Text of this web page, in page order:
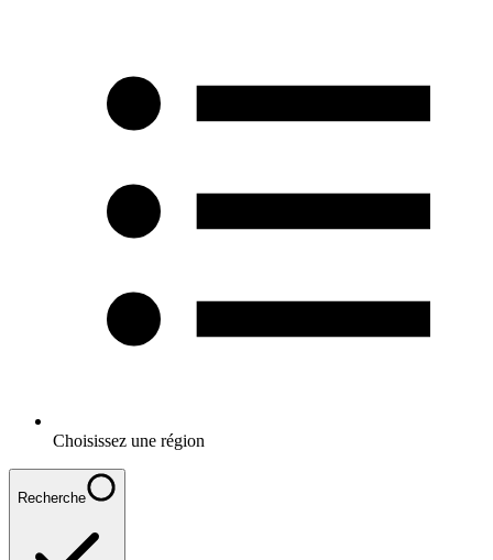
Choisissez une région
Recherche